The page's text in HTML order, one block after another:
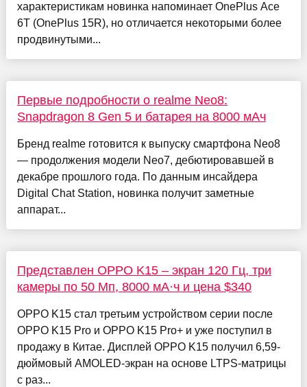
характеристикам новинка напоминает OnePlus Ace
6T (OnePlus 15R), но отличается некоторыми более
продвинутыми...
Первые подробности о realme Neo8:
Snapdragon 8 Gen 5 и батарея на 8000 мАч
Бренд realme готовится к выпуску смартфона Neo8
— продолжения модели Neo7, дебютировавшей в
декабре прошлого года. По данным инсайдера
Digital Chat Station, новинка получит заметные
аппарат...
Представлен OPPO K15 – экран 120 Гц, три
камеры по 50 Мп, 8000 мА·ч и цена $340
OPPO K15 стал третьим устройством серии после
OPPO K15 Pro и OPPO K15 Pro+ и уже поступил в
продажу в Китае. Дисплей OPPO K15 получил 6,59-
дюймовый AMOLED-экран на основе LTPS-матрицы
с раз...